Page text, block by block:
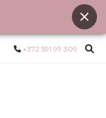
+372 591 99 309